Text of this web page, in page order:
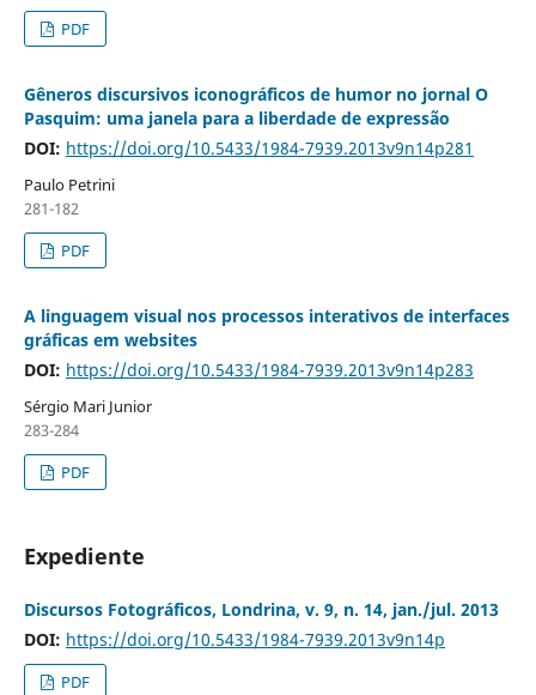
PDF
Gêneros discursivos iconográficos de humor no jornal O
Pasquim: uma janela para a liberdade de expressão
DOI: https://doi.org/10.5433/1984-7939.2013v9n14p281
Paulo Petrini
281-182
PDF
A linguagem visual nos processos interativos de interfaces
gráficas em websites
DOI: https://doi.org/10.5433/1984-7939.2013v9n14p283
Sérgio Mari Junior
283-284
PDF
Expediente
Discursos Fotográficos, Londrina, v. 9, n. 14, jan./jul. 2013
DOI: https://doi.org/10.5433/1984-7939.2013v9n14p
PDF